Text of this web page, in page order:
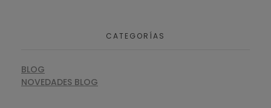
CATEGORÍAS
BLOG
NOVEDADES BLOG